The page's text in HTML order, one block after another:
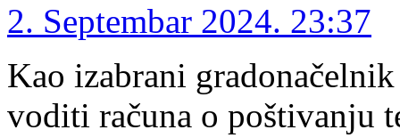
2. Septembar 2024. 23:37
Kao izabrani
voditi računa o poštivanju